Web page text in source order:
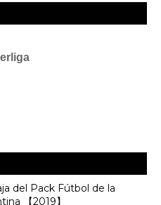
del Pack Fútbol de la
【2019】